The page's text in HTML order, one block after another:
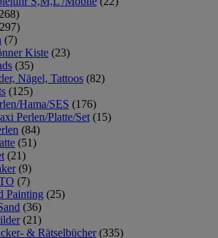
(7)
Kiste (23)
(35)
Nägel, Tattoos (82)
(125)
Hama/SES (176)
Perlen/Platte/Set (15)
(84)
(51)
(21)
(9)
(7)
Painting (25)
(36)
(21)
& Rätselbücher (335)